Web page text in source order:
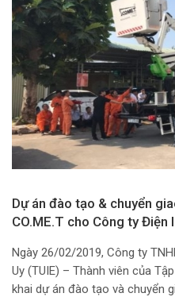
Dự án đào tạo & chuyển
CO.ME.T cho Công ty Điện
Ngày 26/02/2019, Công ty
Uy (TUIE) – Thành viên của
khai dự án đào tạo và chuyển